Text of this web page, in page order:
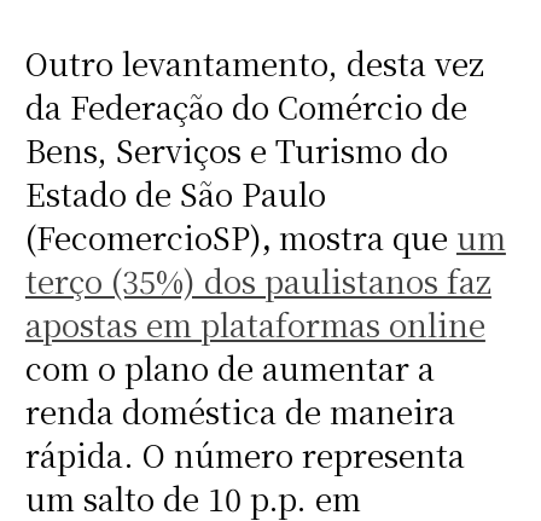
Outro levantamento, desta vez
da Federação do Comércio de
Bens, Serviços e Turismo do
Estado de São Paulo
(FecomercioSP), mostra que um
terço (35%) dos paulistanos faz
apostas em plataformas online
com o plano de aumentar a
renda doméstica de maneira
rápida. O número representa
um salto de 10 p.p. em